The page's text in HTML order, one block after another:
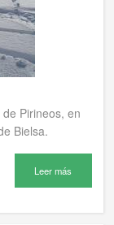
Pirineos, en
Bielsa.
Leer más